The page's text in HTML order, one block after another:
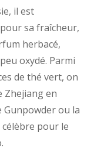
il est
sa fraîcheur,
herbacé,
oxydé. Parmi
de thé vert, on
Zhejiang en
Gunpowder ou la
célèbre pour le